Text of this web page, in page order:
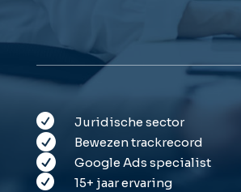
 Juridische sector
 Bewezen trackrecord
 Google Ads specialist
 15+ jaar ervaring